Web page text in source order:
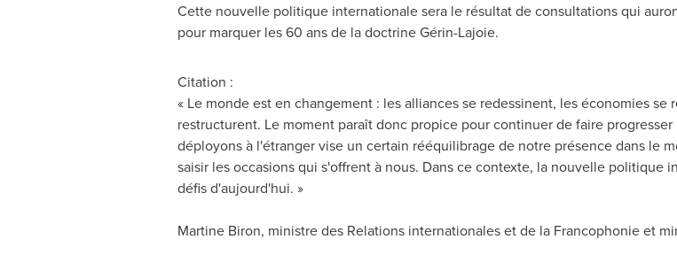
Cette nouvelle politique internationale sera le résultat de consultations qui
pour marquer les 60 ans de la doctrine Gérin-Lajoie.
Citation :
« Le monde est en changement : les alliances se redessinent, les économies
restructurent. Le moment paraît donc propice pour continuer de faire
déployons à l'étranger vise un certain rééquilibrage de notre présence dans le
saisir les occasions qui s'offrent à nous. Dans ce contexte, la nouvelle politique
défis d'aujourd'hui. »
Martine Biron, ministre des Relations internationales et de la Francophonie et